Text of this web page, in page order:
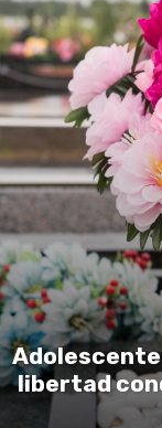
libertad